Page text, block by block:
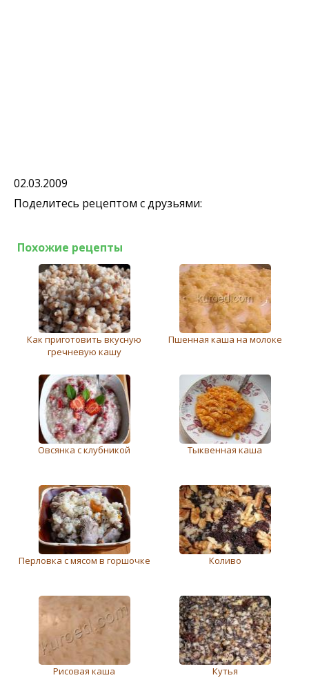
02.03.2009
Поделитесь рецептом с друзьями:
Похожие рецепты
Как приготовить вкусную
гречневую кашу
Пшенная каша на молоке
Овсянка с клубникой Тыквенная каша
Перловка с мясом в горшочке Коливо
Рисовая каша Кутья